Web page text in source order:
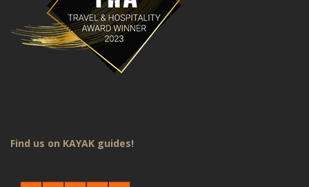
Find us on KAYAK guides!